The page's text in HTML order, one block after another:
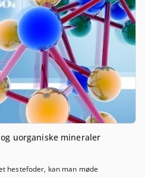
uorganiske mineraler
hestefoder, kan man møde